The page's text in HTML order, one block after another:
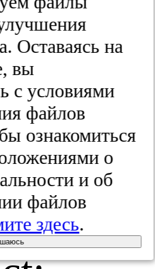
ме­
64
/
Оставаясь на
вы
с условиями
файлов
ознакомиться
о
и об
файлов
здесь.